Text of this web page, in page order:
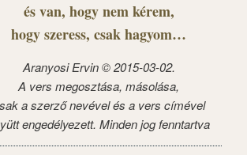
és van, hogy nem kérem,
hogy szeress, csak hagyom…
Aranyosi Ervin © 2015-03-02.
A vers megosztása, másolása,
a szerző nevével és a vers címével
engedélyezett. Minden jog fenntartva